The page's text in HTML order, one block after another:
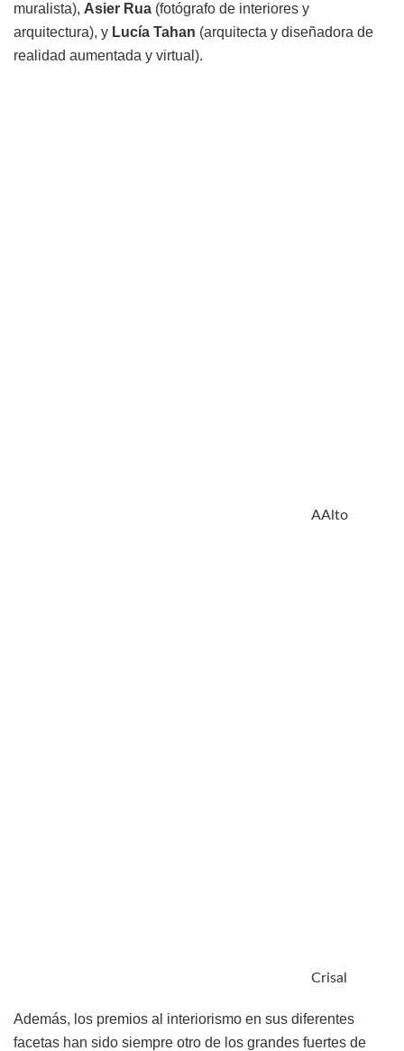
muralista), Asier Rua (fotógrafo de interiores y
arquitectura), y Lucía Tahan (arquitecta y diseñadora de
realidad aumentada y virtual).
AAlto
Crisal
Además, los premios al interiorismo en sus diferentes
facetas han sido siempre otro de los grandes fuertes de